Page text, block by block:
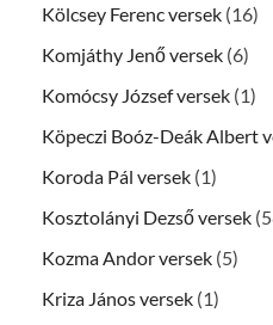
Kölcsey Ferenc versek (16)
Komjáthy Jenő versek (6)
Komócsy József versek (1)
Köpeczi Boóz-Deák Albert
Koroda Pál versek (1)
Kosztolányi Dezső versek
Kozma Andor versek (5)
Kriza János versek (1)